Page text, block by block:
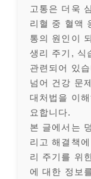
고통은 더욱
리혈 중 혈액
통의 원인이
생리 주기, 식
관련되어 있
넘어 건강 문
대처법을 이
요합니다.
본 글에서는
리고 해결책
리 주기를 위
에 대한 정보